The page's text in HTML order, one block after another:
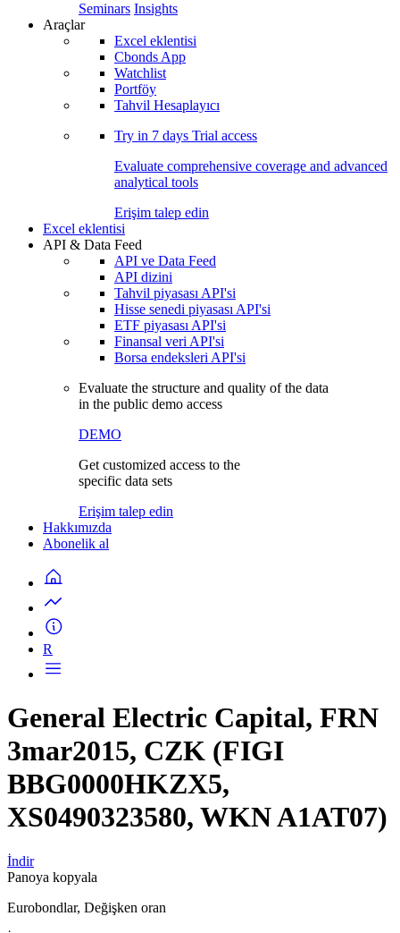
Seminars Insights
Araçlar
Excel eklentisi
Cbonds App
Watchlist
Portföy
Tahvil Hesaplayıcı
Try in 7 days Trial access
Evaluate comprehensive coverage and advanced
analytical tools
Erişim talep edin
Excel eklentisi
API & Data Feed
API ve Data Feed
API dizini
Tahvil piyasası API'si
Hisse senedi piyasası API'si
ETF piyasası API'si
Finansal veri API'si
Borsa endeksleri API'si
Evaluate the structure and quality of the data
in the public demo access
DEMO
Get customized access to the
specific data sets
Erişim talep edin
Hakkımızda
Abonelik al
R
General Electric Capital, FRN
3mar2015, CZK (FIGI
BBG0000HKZX5,
XS0490323580, WKN A1AT07)
İndir
Panoya kopyala
Eurobondlar, Değişken oran